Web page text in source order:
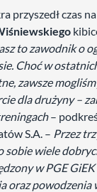
przyszedł czas
to zawodnik o
Choć w
zawsze
dla drużyny –
–
S.A. – Przez
sobie wiele
w PGE GiEK
oraz powodzenia